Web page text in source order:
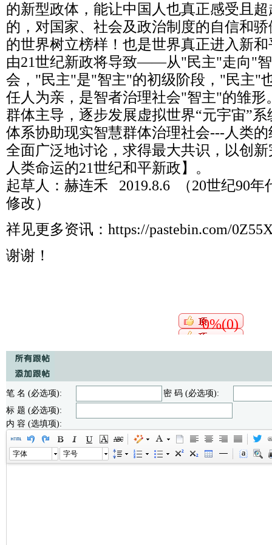
的新型政体，能让中国人也真正感受且
的，对国家、社会及政治制度的自信和
的世界树立榜样！也是世界真正进入新
由21世纪新政将导致——从"民主"走向"
会，"民主"是"智主"的初级阶段，"民主"
任人为亲，是智者治理社会"智主"的雏形
群体主导，逐步发展虚拟世界“元宇宙”
体系协助现实智慧群体治理社会---人类
全面广泛地讨论，求得最大共识，以创
人类命运的21世纪和平新政】。
起草人：赫连禾 2019.8.6 （20世纪90年
修改）
祥见更多资讯：https://pastebin.com/
谢谢！
0%(0)
笔 名 (必选项):
密 码 (必选项):
标 题 (必选项):
内 容 (选填项):
字体 字号